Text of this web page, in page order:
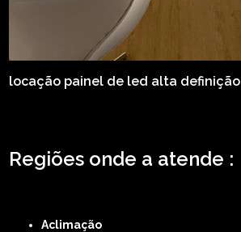
locação painel de led alta definição
Regiões onde a atende :
Aclimação